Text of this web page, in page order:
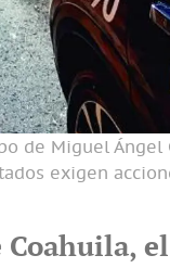
de Miguel Ángel
exigen